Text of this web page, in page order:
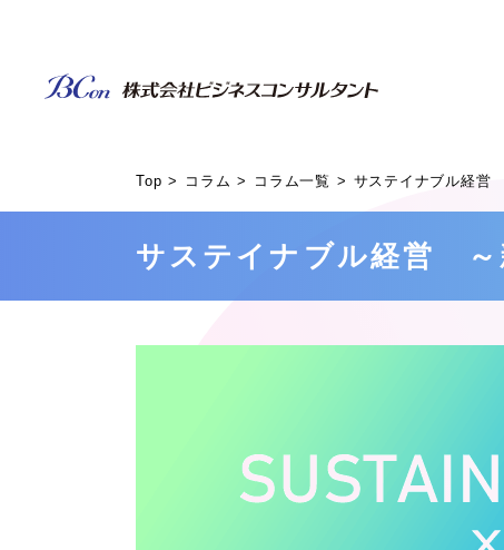
Top コラム コラム一覧 サステイナブル経営
サステイナブル経営 ～